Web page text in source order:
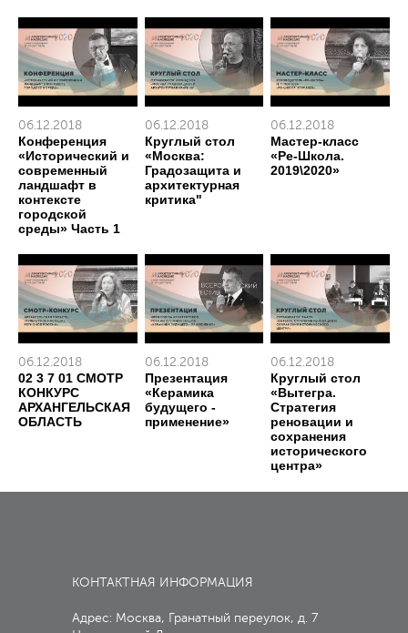
06.12.2018
Конференция
«Исторический и
современный
ландшафт в
контексте
городской
среды» Часть 1
06.12.2018
Круглый стол
«Москва:
Градозащита и
архитектурная
критика"
06.12.2018
Мастер-класс
«Ре-Школа.
2019\2020»
06.12.2018
02 3 7 01 СМОТР
КОНКУРС
АРХАНГЕЛЬСКАЯ
ОБЛАСТЬ
06.12.2018
Презентация
«Керамика
будущего -
применение»
06.12.2018
Круглый стол
«Вытегра.
Стратегия
реновации и
сохранения
исторического
центра»
КОНТАКТНАЯ ИНФОРМАЦИЯ
Адрес: Москва, Гранатный переулок, д. 7